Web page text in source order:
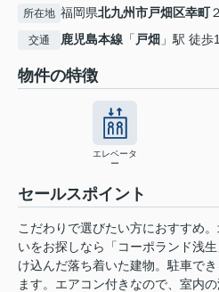
所在地 福岡県北九州市戸畑区幸町
交通 鹿児島本線 「 戸畑 」駅 徒歩
物件の特徴
エレベータ
ー
セールスポイント
こだわりで選びたい方におすすめ
いをお探しなら「コーポランド浅
け込んだ落ち着いた建物。駐車で
ます。エアコン付きなので、室内